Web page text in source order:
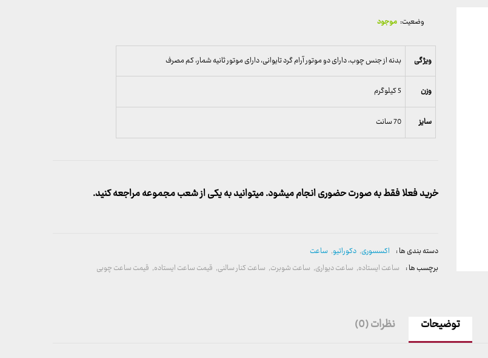
وضعیت: موجود
ویژگی بدنه از جنس چوب، دارای دو موتور آرام گرد تایوانی، دارای موتور ثانیه شمار، کم مصرف
وزن 5 کیلوگرم
سایز 70 سانت
خرید فعلا فقط به صورت حضوری انجام میشود. میتوانید به یکی از شعب مجموعه مراجعه کنید.
دسته بندی ها : اکسسوری, دکوراتیو, ساعت
برچسب ها : ساعت ایستاده, ساعت دیواری, ساعت شوبرت, ساعت کنار سالنی, قیمت ساعت ایستاده, قیمت ساعت چوبی
توضیحات نظرات (0)